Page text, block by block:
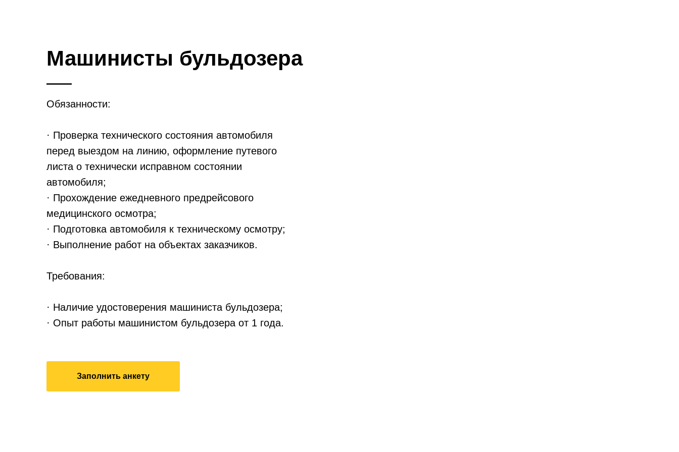
Машинисты бульдозера
Обязанности:
· Проверка технического состояния автомобиля
перед выездом на линию, оформление путевого
листа о технически исправном состоянии
автомобиля;
· Прохождение ежедневного предрейсового
медицинского осмотра;
· Подготовка автомобиля к техническому осмотру;
· Выполнение работ на объектах заказчиков.
Требования:
· Наличие удостоверения машиниста бульдозера;
· Опыт работы машинистом бульдозера от 1 года.
Заполнить анкету